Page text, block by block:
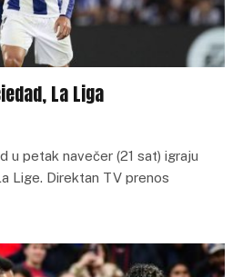
La Liga
u petak navečer (21 sat) igraju
Lige. Direktan TV prenos